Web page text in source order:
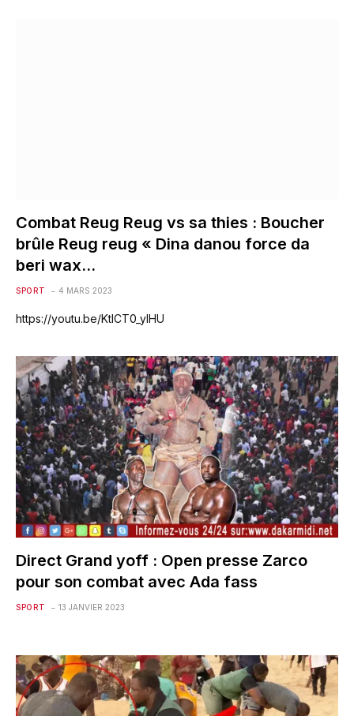
Combat Reug Reug vs sa thies : Boucher
brûle Reug reug « Dina danou force da
beri wax…
SPORT 4 MARS 2023
https://youtu.be/KtICT0_yIHU
Direct Grand yoff : Open presse Zarco
pour son combat avec Ada fass
SPORT 13 JANVIER 2023